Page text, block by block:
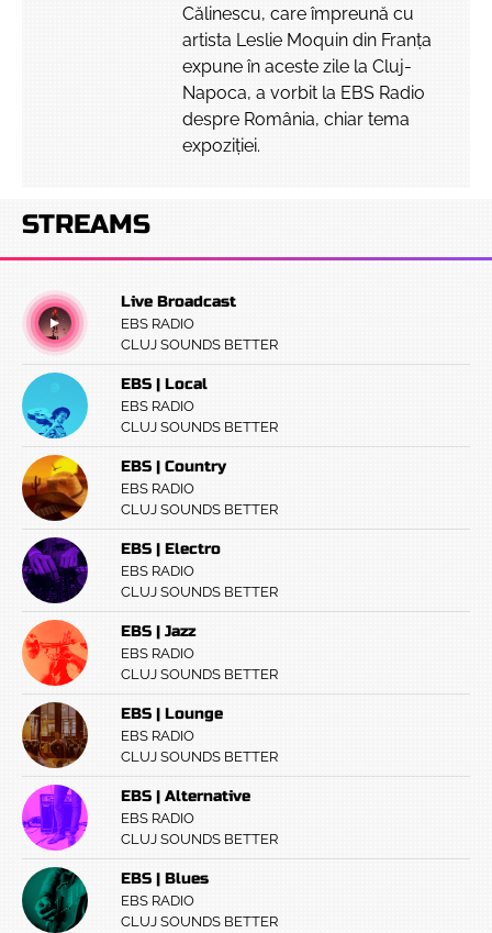
Călinescu, care împreună cu
artista Leslie Moquin din Franța
expune în aceste zile la Cluj-
Napoca, a vorbit la EBS Radio
despre România, chiar tema
expoziției.
STREAMS
Live Broadcast
EBS RADIO
CLUJ SOUNDS BETTER
EBS | Local
EBS RADIO
CLUJ SOUNDS BETTER
EBS | Country
EBS RADIO
CLUJ SOUNDS BETTER
EBS | Electro
EBS RADIO
CLUJ SOUNDS BETTER
EBS | Jazz
EBS RADIO
CLUJ SOUNDS BETTER
EBS | Lounge
EBS RADIO
CLUJ SOUNDS BETTER
EBS | Alternative
EBS RADIO
CLUJ SOUNDS BETTER
EBS | Blues
EBS RADIO
CLUJ SOUNDS BETTER